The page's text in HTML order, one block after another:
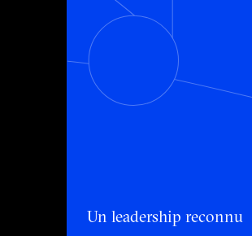
Un leadership reconnu
Un leadership reconnu